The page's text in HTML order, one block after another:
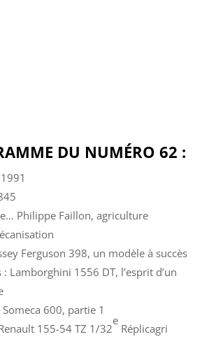
DU NUMÉRO 62 :
Philippe Faillon, agriculture
Ferguson 398, un modèle à succès
Lamborghini 1556 DT, l’esprit d’un
600, partie 1
155-54 TZ 1/32
e
Réplicagri